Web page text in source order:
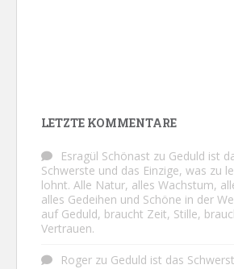
LETZTE KOMMENTARE
Esragül Schönast zu Geduld ist
Schwerste und das Einzige, was zu
lohnt. Alle Natur, alles Wachstum,
alles Gedeihen und Schöne in der
auf Geduld, braucht Zeit, Stille,
Vertrauen.
Roger zu Geduld ist das